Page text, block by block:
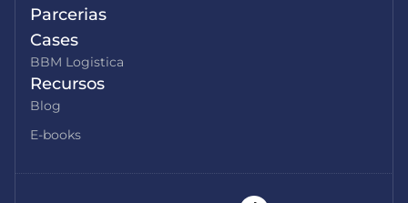
Parcerias
Cases
BBM Logistica
Recursos
Blog
E-books